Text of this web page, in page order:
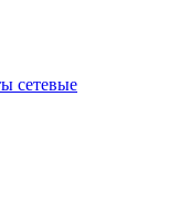
сетевые